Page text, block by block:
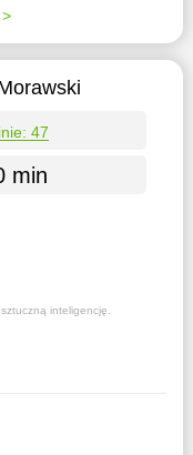
47
min
inteligencję.